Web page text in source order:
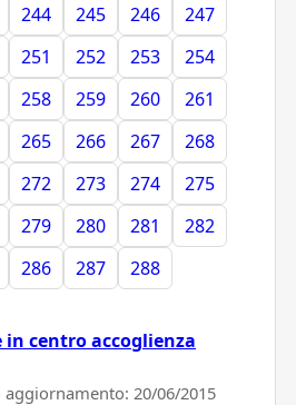
244 245 246
247
251 252 253
254
258 259 260
261
265 266 267
268
272 273 274
275
279 280 281
282
286 287 288
in centro accoglienza
aggiornamento: 20/06/2015